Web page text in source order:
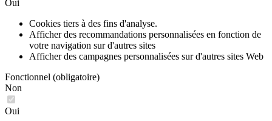
Oui
Cookies tiers à des fins d'analyse.
Afficher des recommandations personnalisées en fonction de
votre navigation sur d'autres sites
Afficher des campagnes personnalisées sur d'autres sites Web
Fonctionnel (obligatoire)
Non
Oui